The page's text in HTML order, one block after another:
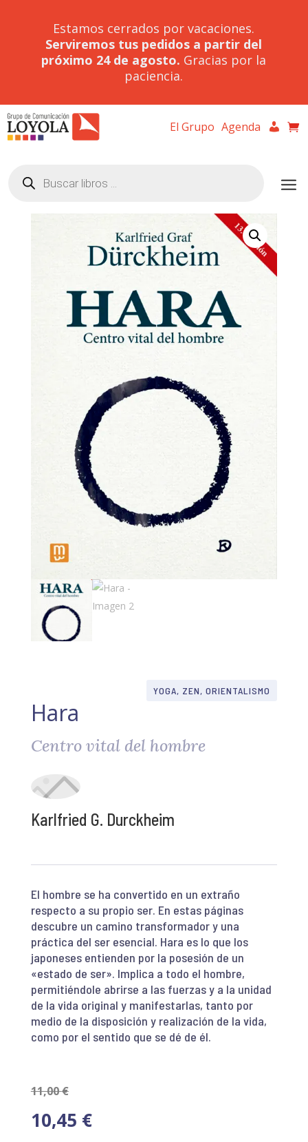
Estamos cerrados por vacaciones.
Serviremos tus pedidos a partir del
próximo 24 de agosto. Gracias por la
paciencia.
El Grupo Agenda
productos
YOGA, ZEN, ORIENTALISMO
Hara
Centro vital del hombre
Karlfried G. Durckheim
El hombre se ha convertido en un extraño
respecto a su propio ser. En estas páginas
descubre un camino transformador y una
práctica del ser esencial. Hara es lo que los
japoneses entienden por la posesión de un
«estado de ser». Implica a todo el hombre,
permitiéndole abrirse a las fuerzas y a la unidad
de la vida original y manifestarlas, tanto por
medio de la disposición y realización de la vida,
como por el sentido que se dé de él.
11,00€
10,45 €